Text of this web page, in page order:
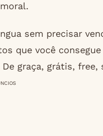
sem precisar
que você consegue
graça, grátis, free,